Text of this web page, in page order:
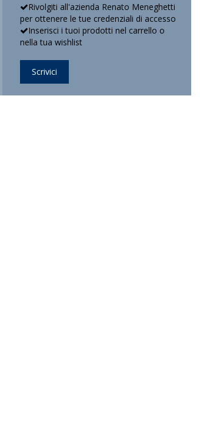
Rivolgiti all'azienda Renato Meneghetti
per ottenere le tue credenziali di accesso
Inserisci i tuoi prodotti nel carrello o
nella tua wishlist
Scrivici